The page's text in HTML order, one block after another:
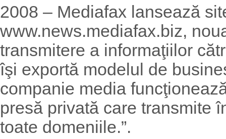
2008 – Mediafax lansează
www.news.mediafax.biz,
transmitere a informaţiilor
îşi exportă modelul de
companie media
presă privată care transmite
toate domeniile.”.